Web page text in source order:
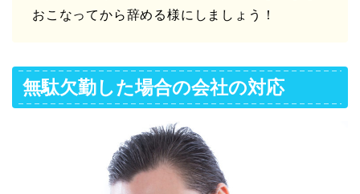
おこなってから辞める様にしましょう！
無駄欠勤した場合の会社の対応